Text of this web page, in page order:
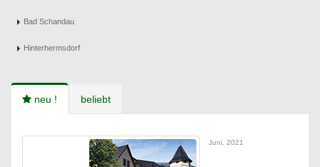
Bad Schandau
Hinterhermsdorf
neu ! beliebt
Juni, 2021